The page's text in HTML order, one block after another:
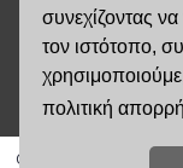
συνεχίζοντας
τον ιστότοπο,
πολιτική
Copyright © 2019,